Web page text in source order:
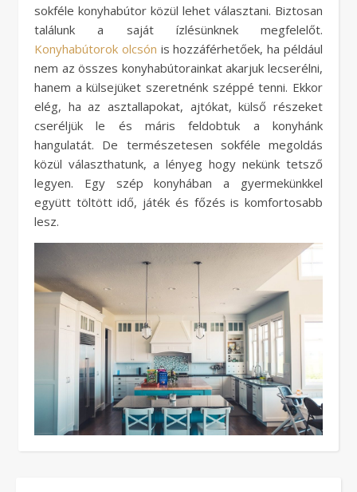
sokféle konyhabútor közül lehet választani. Biztosan
találunk a saját ízlésünknek megfelelőt.
Konyhabútorok olcsón is hozzáférhetőek, ha például
nem az összes konyhabútorainkat akarjuk lecserélni,
hanem a külsejüket szeretnénk széppé tenni. Ekkor
elég, ha az asztallapokat, ajtókat, külső részeket
cseréljük le és máris feldobtuk a konyhánk
hangulatát. De természetesen sokféle megoldás
közül választhatunk, a lényeg hogy nekünk tetsző
legyen. Egy szép konyhában a gyermekünkkel
együtt töltött idő, játék és főzés is komfortosabb
lesz.